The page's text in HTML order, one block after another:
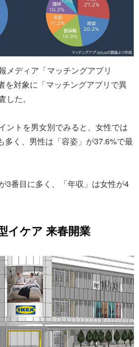
メディア「マッチングアプリ
を対象に「マッチングアプリで異
た。
ントを男女別でみると、女性では
多く、男性は「容姿」が37.6%で最
3番目に多く、「年収」は女性が4
イケア 来春開業